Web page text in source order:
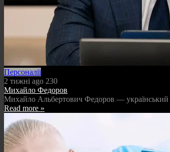
Персоналії
2 тижні ago 230
Михайло Федоров
Михайло Альбертович Федоров — український
Read more »